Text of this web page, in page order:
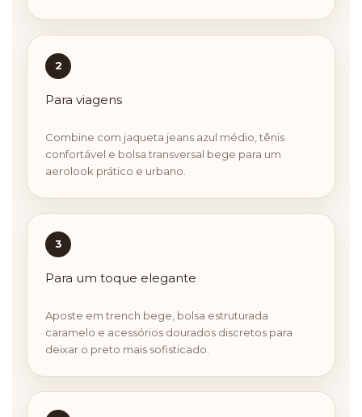
2
Para viagens
Combine com jaqueta jeans azul médio, tênis
confortável e bolsa transversal bege para um
aerolook prático e urbano.
3
Para um toque elegante
Aposte em trench bege, bolsa estruturada
caramelo e acessórios dourados discretos para
deixar o preto mais sofisticado.